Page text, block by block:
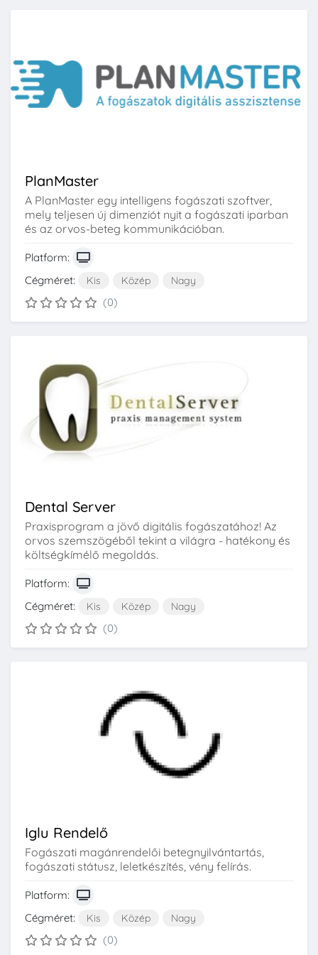
PlanMaster
A PlanMaster egy intelligens fogászati szoftver,
mely teljesen új dimenziót nyit a fogászati iparban
és az orvos-beteg kommunikációban.
Platform:
Cégméret:
Kis Közép Nagy
(0)
Dental Server
Praxisprogram a jövő digitális fogászatához! Az
orvos szemszögéből tekint a világra - hatékony és
költségkímélő megoldás.
Platform:
Cégméret:
Kis Közép Nagy
(0)
Iglu Rendelő
Fogászati magánrendelői betegnyilvántartás,
fogászati státusz, leletkészítés, vény felírás.
Platform:
Cégméret:
Kis Közép Nagy
(0)